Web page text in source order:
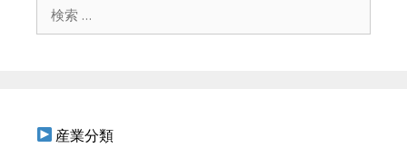
産業分類